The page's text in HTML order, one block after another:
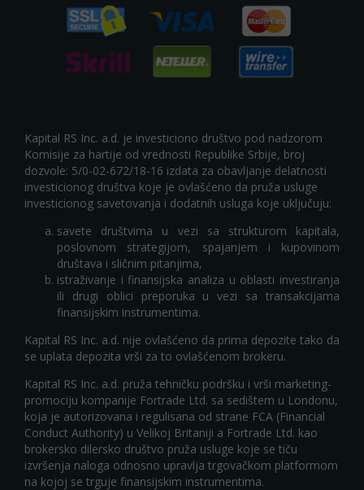
Kapital RS Inc. a.d. je investiciono društvo pod nadzorom
Komisije za hartije od vrednosti Republike Srbije, broj
dozvole: 5/0-02-672/18-16 izdata za obavljanje delatnosti
investicionog društva koje je ovlašćeno da pruža usluge
investicionog savetovanja i dodatnih usluga koje uključuju:
savete društvima u vezi sa strukturom kapitala,
poslovnom strategijom, spajanjem i kupovinom
društava i sličnim pitanjima,
istraživanje i finansijska analiza u oblasti investiranja
ili drugi oblici preporuka u vezi sa transakcijama
finansijskim instrumentima.
Kapital RS Inc. a.d. nije ovlašćeno da prima depozite tako da
se uplata depozita vrši za to ovlašćenom brokeru.
Kapital RS Inc. a.d. pruža tehničku podršku i vrši marketing-
promociju kompanije Fortrade Ltd. sa sedištem u Londonu,
koja je autorizovana i regulisana od strane FCA (Financial
Conduct Authority) u Velikoj Britaniji a Fortrade Ltd. kao
brokersko dilersko društvo pruža usluge koje se tiču
izvršenja naloga odnosno upravlja trgovačkom platformom
na kojoj se trguje finansijskim instrumentima.